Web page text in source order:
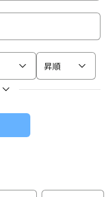
昇順